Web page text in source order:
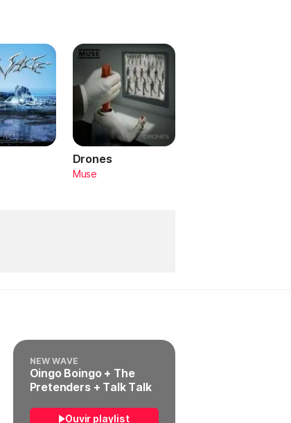
Drones
Muse
NEW WAVE
Oingo Boingo + The
Pretenders + Talk Talk
Ouvir playlist